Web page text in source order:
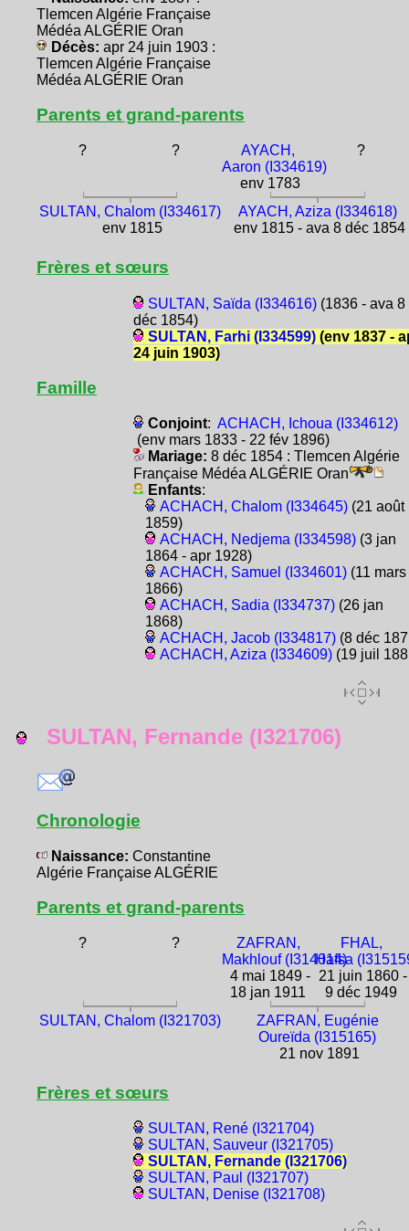
Tlemcen Algérie Française
Médéa ALGÉRIE Oran
Décès: apr 24 juin 1903 :
Tlemcen Algérie Française
Médéa ALGÉRIE Oran
Parents et grand-parents
? ?
AYACH,
Aaron (I334619)
env 1783
?
SULTAN, Chalom (I334617)
env 1815
AYACH, Aziza (I334618)
env 1815 - ava 8 déc 1854
Frères et sœurs
SULTAN, Saïda (I334616)(1836 - ava 8
déc 1854)
SULTAN, Farhi (I334599)(env 1837 -
24 juin 1903)
Famille
Conjoint: ACHACH, Ichoua (I334612)
(env mars 1833 - 22 fév 1896)
Mariage: 8 déc 1854 : Tlemcen Algérie
Française Médéa ALGÉRIE Oran
Enfants:
ACHACH, Chalom (I334645)(21 août
1859)
ACHACH, Nedjema (I334598)(3 jan
1864 - apr 1928)
ACHACH, Samuel (I334601)(11 mars
1866)
ACHACH, Sadia (I334737)(26 jan
1868)
ACHACH, Jacob (I334817)(8 déc
ACHACH, Aziza (I334609)(19 juil
SULTAN, Fernande (I321706)
Chronologie
Naissance: Constantine
Algérie Française ALGÉRIE
Parents et grand-parents
? ?
ZAFRAN,
Makhlouf (I314014)
4 mai 1849 -
18 jan 1911
FHAL,
Hafsa
21 juin 1860 -
9 déc 1949
SULTAN, Chalom (I321703)
ZAFRAN, Eugénie
Oureïda (I315165)
21 nov 1891
Frères et sœurs
SULTAN, René (I321704)
SULTAN, Sauveur (I321705)
SULTAN, Fernande (I321706)
SULTAN, Paul (I321707)
SULTAN, Denise (I321708)